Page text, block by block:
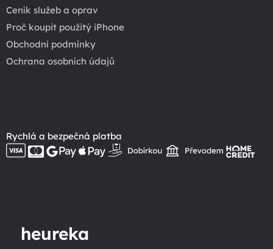
Ceník služeb a oprav
Proč koupit použitý iPhone
Obchodní podmínky
Ochrana osobních údajů
Rychlá a bezpečná platba
heureka